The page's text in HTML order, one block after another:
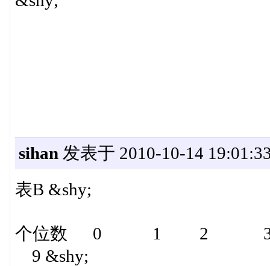
sihan 发表于 2010-10-14
表B &shy;
个位数 0
9 &shy;